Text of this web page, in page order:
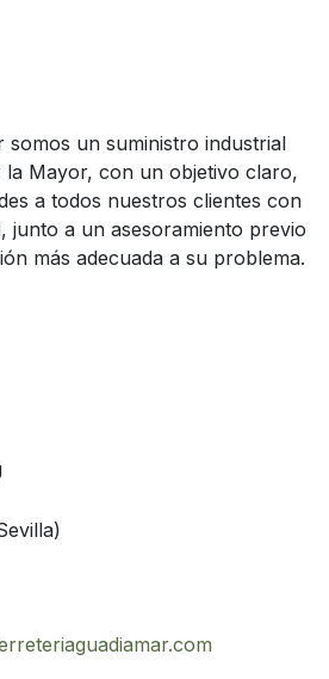
somos un suministro industrial
la Mayor, con un objetivo claro,
a todos nuestros clientes con
junto a un asesoramiento previo
más adecuada a su problema.